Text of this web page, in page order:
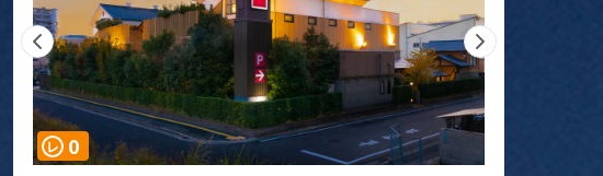
レ 0